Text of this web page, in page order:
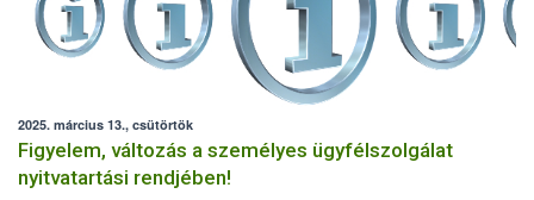
2025. március 13., csütörtök
Figyelem, változás a személyes ügyfélszolgálat
nyitvatartási rendjében!